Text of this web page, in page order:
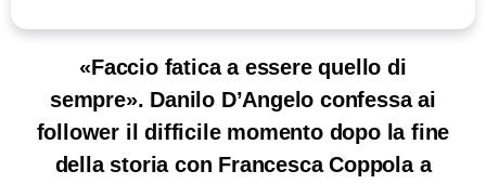
«Faccio fatica a essere quello di
sempre». Danilo D’Angelo confessa ai
follower il difficile momento dopo la fine
della storia con Francesca Coppola a